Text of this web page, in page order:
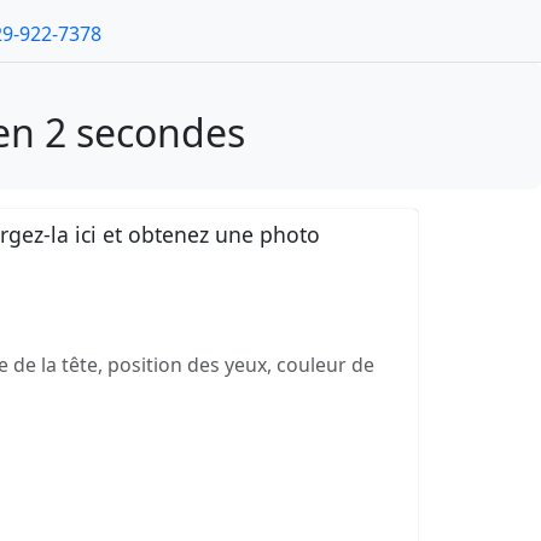
922-7378
2 secondes
la ici et obtenez une photo
la tête, position des yeux, couleur de